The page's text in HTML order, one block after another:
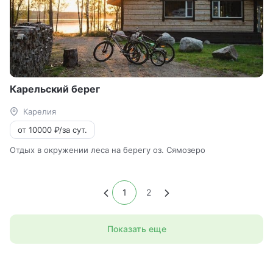
Карельский берег
Карелия
от 10000 ₽/за сут.
Отдых в окружении леса на берегу оз. Сямозеро
1 2
Показать еще